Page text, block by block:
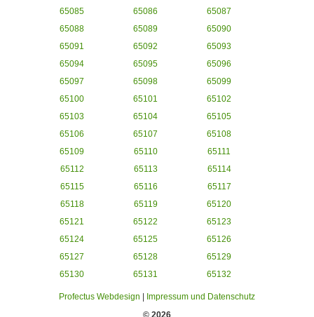
65085
65086
65087
65088
65089
65090
65091
65092
65093
65094
65095
65096
65097
65098
65099
65100
65101
65102
65103
65104
65105
65106
65107
65108
65109
65110
65111
65112
65113
65114
65115
65116
65117
65118
65119
65120
65121
65122
65123
65124
65125
65126
65127
65128
65129
65130
65131 65132
Profectus Webdesign
Impressum und Datenschutz